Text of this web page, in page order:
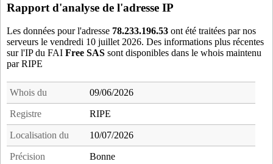
rou06- Le Rouret (8 km)
rqp06
- Roquefort-les-Pins (11 km)
rsj06- La Roquette-sur-Siagne (10 km)
sop06 - Valbonne (8 km)
sva06 - Saint-Vallier-de-Thiey (7 km)
tol06- Tourrettes-sur-Loup (13 km)
val06
vau06- Antibes (19 km)
vav06 - Biot (15 km)
Rapport d'analyse de l'adresse IP
Les données pour l'adresse 78.233.196.53 ont été traitées par nos
serveurs le vendredi 10 juillet 2026. Des informations plus récentes
sur l'IP du FAI Free SAS sont disponibles dans le whois maintenu
par RIPE
Whois du 09/06/2026
Registre RIPE
Localisation du 10/07/2026
Précision Bonne